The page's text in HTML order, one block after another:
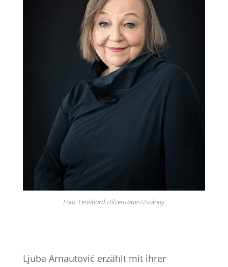
Foto: Leonhard Hilzensauer/Zsolnay
Ljuba Arnautović erzählt mit ihrer